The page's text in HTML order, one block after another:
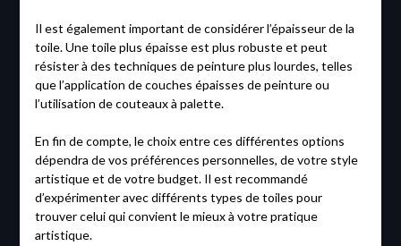
Il est également important de considérer l’épaisseur de la
toile. Une toile plus épaisse est plus robuste et peut
résister à des techniques de peinture plus lourdes, telles
que l’application de couches épaisses de peinture ou
l’utilisation de couteaux à palette.
En fin de compte, le choix entre ces différentes options
dépendra de vos préférences personnelles, de votre style
artistique et de votre budget. Il est recommandé
d’expérimenter avec différents types de toiles pour
trouver celui qui convient le mieux à votre pratique
artistique.